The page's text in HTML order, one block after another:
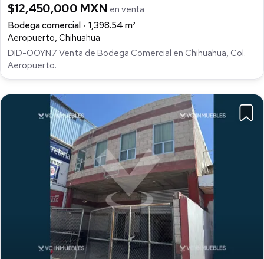
$12,450,000 MXN en venta
Bodega comercial
1,398.54 m²
Aeropuerto, Chihuahua
DID-OOYN7 Venta de Bodega Comercial en Chihuahua, Col.
Aeropuerto.